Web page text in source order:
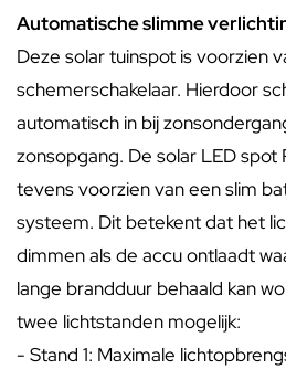
Automatische slimme
Deze solar tuinspot is voorzien
schemerschakelaar. Hierdoor
automatisch in bij
zonsopgang. De solar LED spot
tevens voorzien van een slim
systeem. Dit betekent dat het
dimmen als de accu ontlaadt
lange brandduur behaald kan
twee lichtstanden mogelijk:
- Stand 1: Maximale